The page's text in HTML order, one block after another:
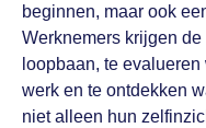
beginnen, maar ook
Werknemers krijgen
loopbaan, te
werk en te ontdekken
niet alleen hun